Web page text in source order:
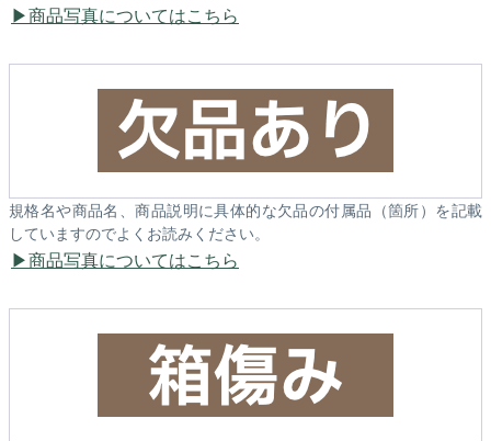
商品写真についてはこちら
規格名や商品名、商品説明に具体的な欠品の付属品（箇所）を記載
していますのでよくお読みください。
商品写真についてはこちら